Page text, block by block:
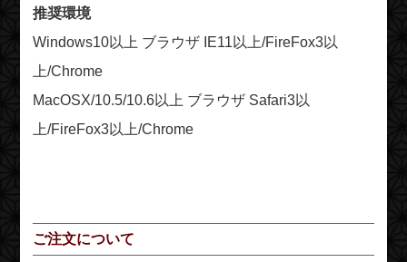
推奨環境
Windows10以上 ブラウザ IE11以上/FireFox3以
上/Chrome
MacOSX/10.5/10.6以上 ブラウザ Safari3以
上/FireFox3以上/Chrome
ご注文について